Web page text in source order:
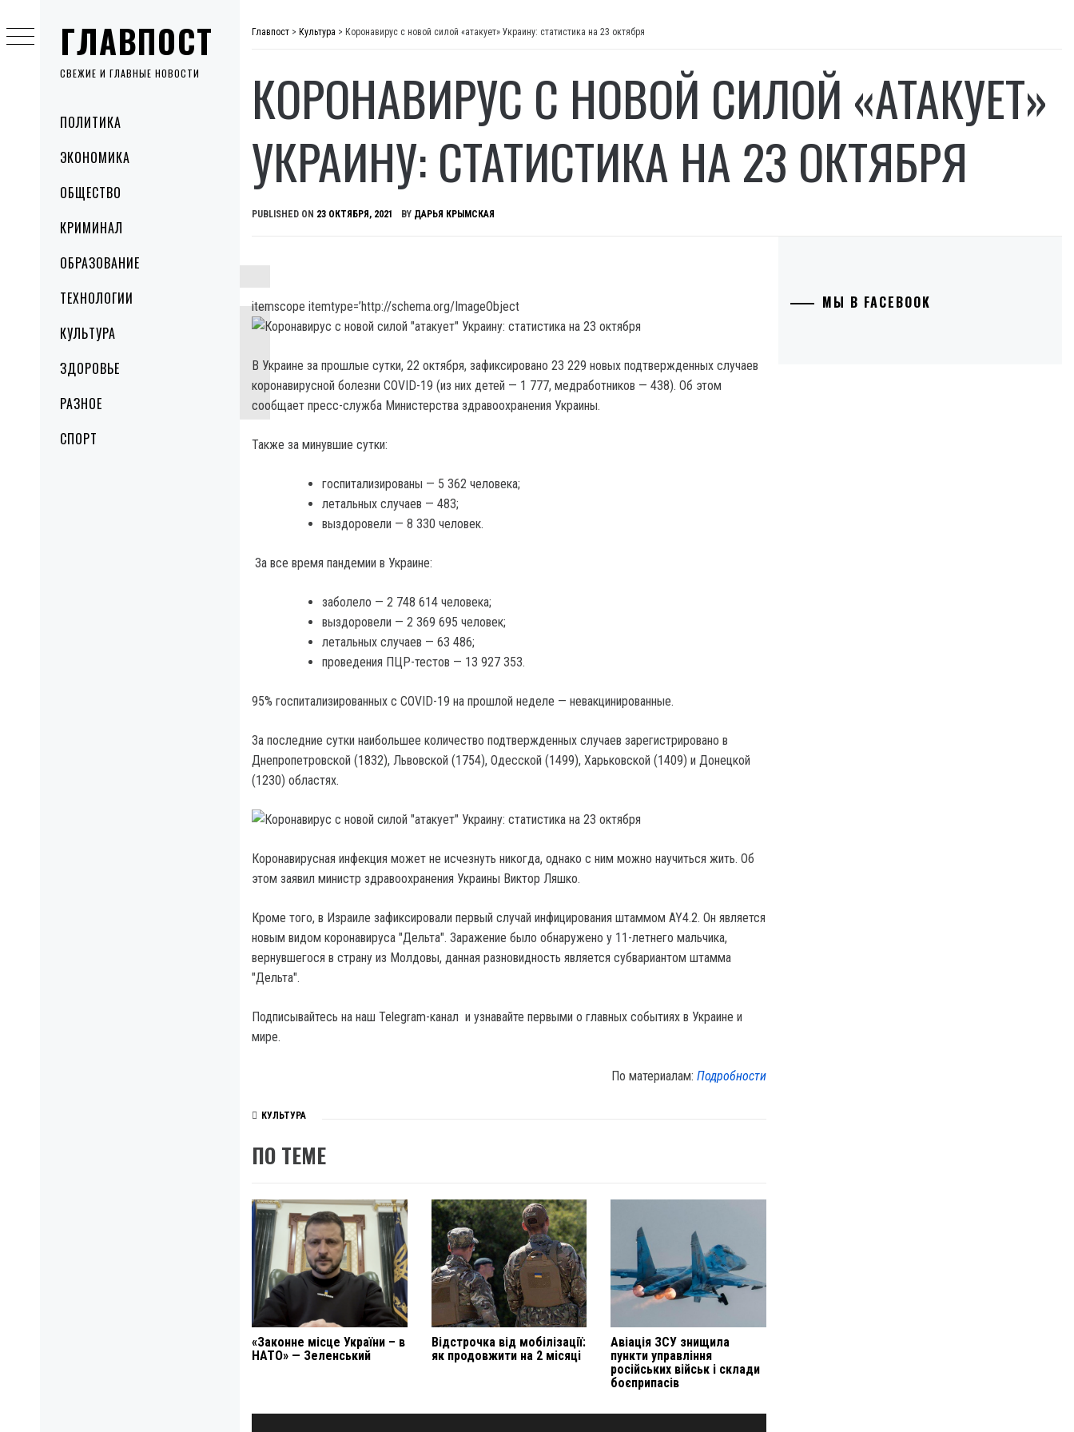
ГЛАВПОСТ
СВЕЖИЕ И ГЛАВНЫЕ НОВОСТИ
MenuПОЛИТИКА
ЭКОНОМИКА
ОБЩЕСТВО
КРИМИНАЛ
ОБРАЗОВАНИЕ
ТЕХНОЛОГИИ
КУЛЬТУРА
ЗДОРОВЬЕ
РАЗНОЕ
СПОРТ
to
content
Главпост > Культура > Коронавирус с новой силой «атакует» Украину: статистика на 23 октября
КОРОНАВИРУС С НОВОЙ СИЛОЙ «АТАКУЕТ»
УКРАИНУ: СТАТИСТИКА НА 23 ОКТЯБРЯ
PUBLISHED ON 23 ОКТЯБРЯ, 2021 BY ДАРЬЯ КРЫМСКАЯ
itemscope itemtype=’http://schema.org/ImageObject
В Украине за прошлые сутки, 22 октября, зафиксировано 23 229 новых подтвержденных случаев
коронавирусной болезни COVID-19 (из них детей — 1 777, медработников — 438). Об этом
сообщает пресс-служба Министерства здравоохранения Украины.
Также за минувшие сутки:
госпитализированы — 5 362 человека;
летальных случаев — 483;
выздоровели — 8 330 человек.
За все время пандемии в Украине:
заболело — 2 748 614 человека;
выздоровели — 2 369 695 человек;
летальных случаев — 63 486;
проведения ПЦР-тестов — 13 927 353.
95% госпитализированных с COVID-19 на прошлой неделе — невакцинированные.
За последние сутки наибольшее количество подтвержденных случаев зарегистрировано в
Днепропетровской (1832), Львовской (1754), Одесской (1499), Харьковской (1409) и Донецкой
(1230) областях.
Коронавирусная инфекция может не исчезнуть никогда, однако с ним можно научиться жить. Об
этом заявил министр здравоохранения Украины Виктор Ляшко.
Кроме того, в Израиле зафиксировали первый случай инфицирования штаммом AY4.2. Он является
новым видом коронавируса "Дельта". Заражение было обнаружено у 11-летнего мальчика,
вернувшегося в страну из Молдовы, данная разновидность является субвариантом штамма
"Дельта".
Подписывайтесь на наш Telegram-канал и узнавайте первыми о главных событиях в Украине и
мире.
По материалам:Подробности
КУЛЬТУРА
ПО ТЕМЕ
«Законне місце України – в
НАТО» — Зеленський
Відстрочка від мобілізації:
як продовжити на 2 місяці
Авіація ЗСУ знищила
пункти управління
російських військ і склади
боєприпасів
Навигация
МЫ В FACEBOOK